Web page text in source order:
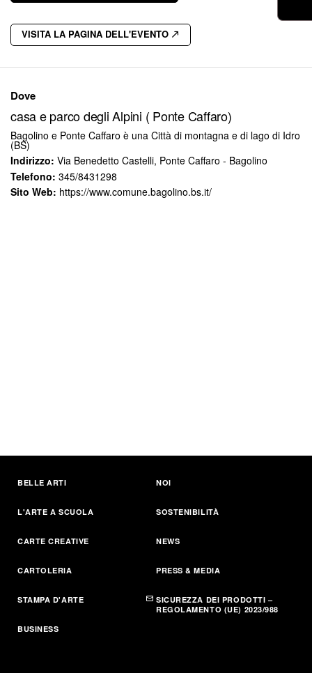
VISITA LA PAGINA DELL'EVENTO
Dove
casa e parco degli Alpini ( Ponte Caffaro)
Bagolino e Ponte Caffaro è una Città di montagna e di lago di Idro
(BS)
Indirizzo: Via Benedetto Castelli, Ponte Caffaro - Bagolino
Telefono: 345/8431298
Sito Web: https://www.comune.bagolino.bs.it/
BELLE ARTI
L'ARTE A SCUOLA
CARTE CREATIVE
CARTOLERIA
STAMPA D'ARTE
BUSINESS
NOI
SOSTENIBILITÀ
NEWS
PRESS & MEDIA
SICUREZZA DEI PRODOTTI –
REGOLAMENTO (UE) 2023/988